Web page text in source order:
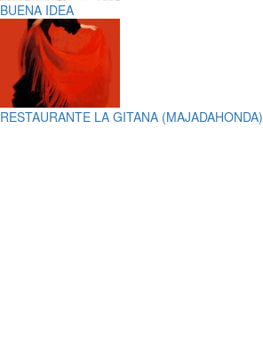
BUENA IDEA
RESTAURANTE LA GITANA (MAJADAHONDA)